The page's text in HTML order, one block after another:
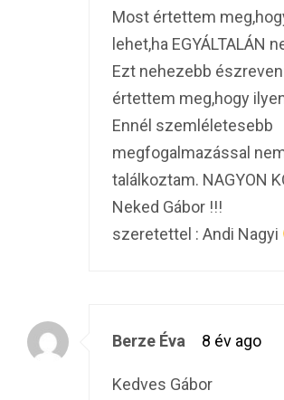
Most értettem
lehet,ha EGYÁLTALÁN
Ezt nehezebb
értettem meg,hogy
Ennél szemléletesebb
megfogalmazással
találkoztam. NAGYON
Neked Gábor !!!
szeretettel : Andi Nagyi
Berze Éva 8 év ago
Kedves Gábor